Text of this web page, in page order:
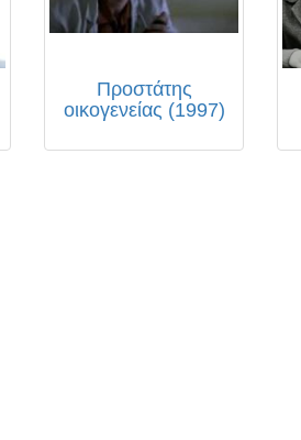
Προστάτης
οικογενείας (1997)